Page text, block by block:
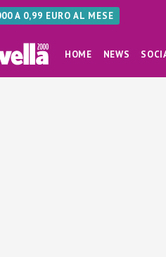
A 0,99 EURO AL MESE
HOME NEWS